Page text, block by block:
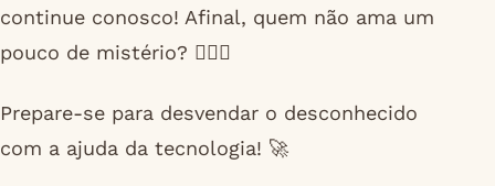
continue conosco! Afinal, quem não ama um
pouco de mistério? 🕵️‍♀️🔎
Prepare-se para desvendar o desconhecido
com a ajuda da tecnologia! 🚀